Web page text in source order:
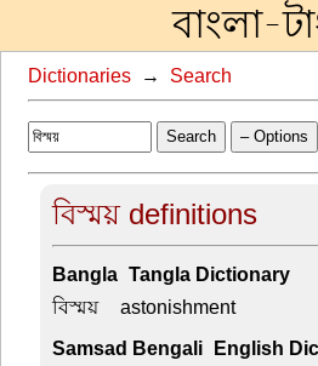
বাংলা-
Dictionaries → Search
Search – Options
বিস্ময় definitions
Bangla-Tangla Dictionary
বিস্ময় –astonishment
Samsad Bengali-English